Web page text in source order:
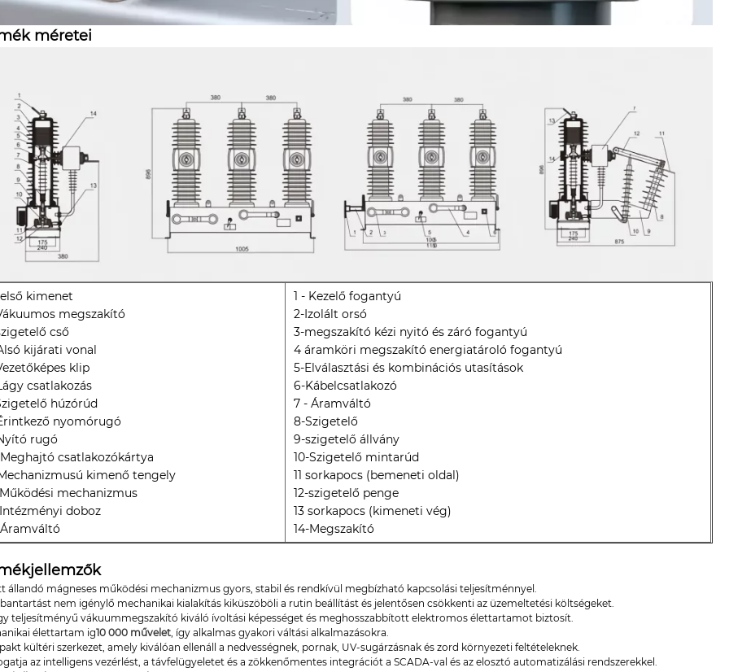
méretei
kimenet
megszakító
cső
kijárati vonal
klip
csatlakozás
húzórúd
nyomórugó
rugó
Meghajtó csatlakozókártya
Mechanizmusú kimenő tengely
Működési mechanizmus
Intézményi doboz
Áramváltó
1 - Kezelő fogantyú
2-Izolált orsó
3-megszakító kézi nyitó és záró fogantyú
4 áramköri megszakító energiatároló fogantyú
5-Elválasztási és kombinációs utasítások
6-Kábelcsatlakozó
7 - Áramváltó
8-Szigetelő
9-szigetelő állvány
10-Szigetelő mintarúd
11 sorkapocs (bemeneti oldal)
12-szigetelő penge
13 sorkapocs (kimeneti vég)
14-Megszakító
állandó mágneses működési mechanizmus gyors, stabil és rendkívül megbízható kapcsolási teljesítménnyel.
nem igénylő mechanikai kialakítás kiküszöböli a rutin beállítást és jelentősen csökkenti az üzemeltetési költségeket.
teljesítményű vákuummegszakító kiváló ívoltási képességet és meghosszabbított elektromos élettartamot biztosít.
élettartam ig10 000 művelet , így alkalmas gyakori váltási alkalmazásokra.
kültéri szerkezet, amely kiválóan ellenáll a nedvességnek, pornak, UV-sugárzásnak és zord környezeti feltételeknek.
az intelligens vezérlést, a távfelügyeletet és a zökkenőmentes integrációt a SCADA-val és az elosztó automatizálási rendszerekkel.